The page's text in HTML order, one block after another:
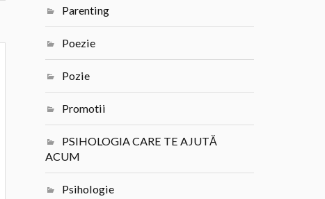
Parenting
Poezie
Pozie
Promotii
PSIHOLOGIA CARE TE AJUTĂ
ACUM
Psihologie